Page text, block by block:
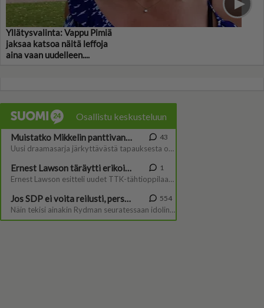
Yllätysvalinta: Vappu Pimiä
jaksaa katsoa näitä leffoja
aina vaan uudelleen....